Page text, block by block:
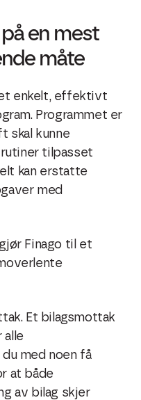
en mest
måte
enkelt, effektivt
Programmet er
skal kunne
tilpasset
kan erstatte
med
Finago til et
Et bilagsmottak
alle
med noen få
at både
av bilag skjer